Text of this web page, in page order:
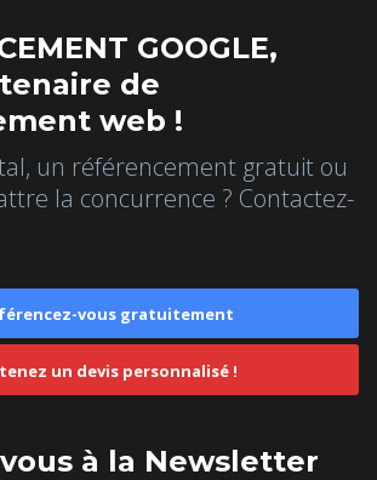
GOOGLE,
de
web !
un référencement gratuit ou
la concurrence ? Contactez-
vous gratuitement
un devis personnalisé !
à la Newsletter